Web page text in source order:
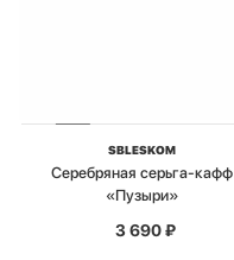
SBLESKOM
Серебряная серьга-кафф
«Пузыри»
3 690₽